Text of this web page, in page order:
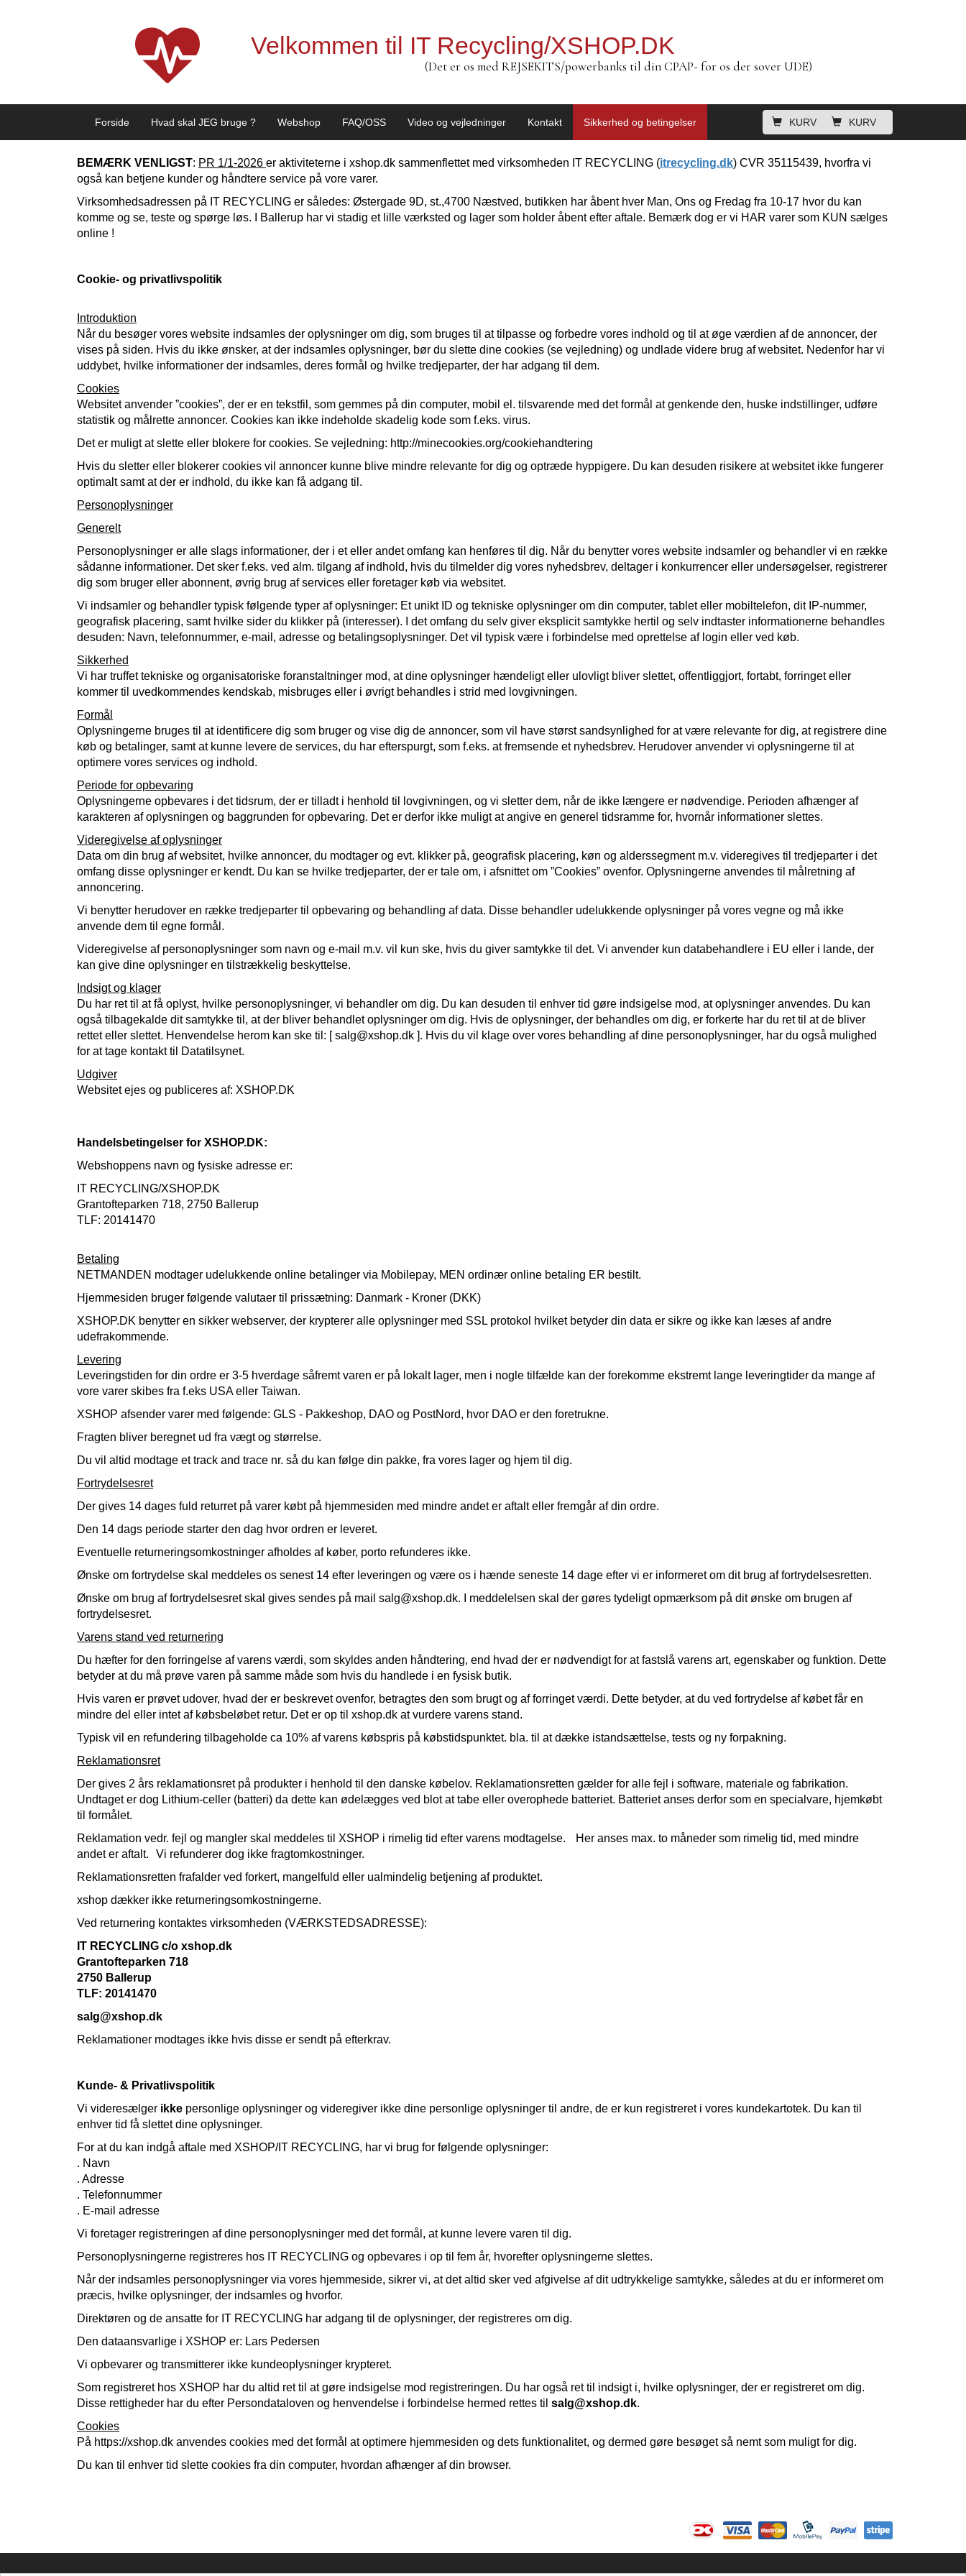
(Det er os med REJSEKITS/powerbanks til din CPAP- for os der sover UDE)
Velkommen til IT Recycling/XSHOP.DK
KURV
Forside Hvad skal JEG bruge ? Webshop FAQ/OSS Video og vejledninger Kontakt Sikkerhed og betingelser KURV
BEMÆRK VENLIGST: PR 1/1-2026 er aktiviteterne i xshop.dk sammenflettet med virksomheden IT RECYCLING (itrecycling.dk) CVR 35115439, hvorfra vi
også kan betjene kunder og håndtere service på vore varer.
Virksomhedsadressen på IT RECYCLING er således: Østergade 9D, st.,4700 Næstved, butikken har åbent hver Man, Ons og Fredag fra 10-17 hvor du kan
komme og se, teste og spørge løs. I Ballerup har vi stadig et lille værksted og lager som holder åbent efter aftale. Bemærk dog er vi HAR varer som KUN sælges
online !
Cookie- og privatlivspolitik
Introduktion
Når du besøger vores website indsamles der oplysninger om dig, som bruges til at tilpasse og forbedre vores indhold og til at øge værdien af de annoncer, der
vises på siden. Hvis du ikke ønsker, at der indsamles oplysninger, bør du slette dine cookies (se vejledning) og undlade videre brug af websitet. Nedenfor har vi
uddybet, hvilke informationer der indsamles, deres formål og hvilke tredjeparter, der har adgang til dem.
Cookies
Websitet anvender ”cookies”, der er en tekstfil, som gemmes på din computer, mobil el. tilsvarende med det formål at genkende den, huske indstillinger, udføre
statistik og målrette annoncer. Cookies kan ikke indeholde skadelig kode som f.eks. virus.
Det er muligt at slette eller blokere for cookies. Se vejledning: http://minecookies.org/cookiehandtering
Hvis du sletter eller blokerer cookies vil annoncer kunne blive mindre relevante for dig og optræde hyppigere. Du kan desuden risikere at websitet ikke fungerer
optimalt samt at der er indhold, du ikke kan få adgang til.
Personoplysninger
Generelt
Personoplysninger er alle slags informationer, der i et eller andet omfang kan henføres til dig. Når du benytter vores website indsamler og behandler vi en række
sådanne informationer. Det sker f.eks. ved alm. tilgang af indhold, hvis du tilmelder dig vores nyhedsbrev, deltager i konkurrencer eller undersøgelser, registrerer
dig som bruger eller abonnent, øvrig brug af services eller foretager køb via websitet.
Vi indsamler og behandler typisk følgende typer af oplysninger: Et unikt ID og tekniske oplysninger om din computer, tablet eller mobiltelefon, dit IP-nummer,
geografisk placering, samt hvilke sider du klikker på (interesser). I det omfang du selv giver eksplicit samtykke hertil og selv indtaster informationerne behandles
desuden: Navn, telefonnummer, e-mail, adresse og betalingsoplysninger. Det vil typisk være i forbindelse med oprettelse af login eller ved køb.
Sikkerhed
Vi har truffet tekniske og organisatoriske foranstaltninger mod, at dine oplysninger hændeligt eller ulovligt bliver slettet, offentliggjort, fortabt, forringet eller
kommer til uvedkommendes kendskab, misbruges eller i øvrigt behandles i strid med lovgivningen.
Formål
Oplysningerne bruges til at identificere dig som bruger og vise dig de annoncer, som vil have størst sandsynlighed for at være relevante for dig, at registrere dine
køb og betalinger, samt at kunne levere de services, du har efterspurgt, som f.eks. at fremsende et nyhedsbrev. Herudover anvender vi oplysningerne til at
optimere vores services og indhold.
Periode for opbevaring
Oplysningerne opbevares i det tidsrum, der er tilladt i henhold til lovgivningen, og vi sletter dem, når de ikke længere er nødvendige. Perioden afhænger af
karakteren af oplysningen og baggrunden for opbevaring. Det er derfor ikke muligt at angive en generel tidsramme for, hvornår informationer slettes.
Videregivelse af oplysninger
Data om din brug af websitet, hvilke annoncer, du modtager og evt. klikker på, geografisk placering, køn og alderssegment m.v. videregives til tredjeparter i det
omfang disse oplysninger er kendt. Du kan se hvilke tredjeparter, der er tale om, i afsnittet om ”Cookies” ovenfor. Oplysningerne anvendes til målretning af
annoncering.
Vi benytter herudover en række tredjeparter til opbevaring og behandling af data. Disse behandler udelukkende oplysninger på vores vegne og må ikke
anvende dem til egne formål.
Videregivelse af personoplysninger som navn og e-mail m.v. vil kun ske, hvis du giver samtykke til det. Vi anvender kun databehandlere i EU eller i lande, der
kan give dine oplysninger en tilstrækkelig beskyttelse.
Indsigt og klager
Du har ret til at få oplyst, hvilke personoplysninger, vi behandler om dig. Du kan desuden til enhver tid gøre indsigelse mod, at oplysninger anvendes. Du kan
også tilbagekalde dit samtykke til, at der bliver behandlet oplysninger om dig. Hvis de oplysninger, der behandles om dig, er forkerte har du ret til at de bliver
rettet eller slettet. Henvendelse herom kan ske til: [ salg@xshop.dk ]. Hvis du vil klage over vores behandling af dine personoplysninger, har du også mulighed
for at tage kontakt til Datatilsynet.
Udgiver
Websitet ejes og publiceres af: XSHOP.DK
Handelsbetingelser for XSHOP.DK:
Webshoppens navn og fysiske adresse er:
IT RECYCLING/XSHOP.DK
Grantofteparken 718, 2750 Ballerup
TLF: 20141470
Betaling
NETMANDEN modtager udelukkende online betalinger via Mobilepay, MEN ordinær online betaling ER bestilt.
Hjemmesiden bruger følgende valutaer til prissætning: Danmark - Kroner (DKK)
XSHOP.DK benytter en sikker webserver, der krypterer alle oplysninger med SSL protokol hvilket betyder din data er sikre og ikke kan læses af andre
udefrakommende.
Levering
Leveringstiden for din ordre er 3-5 hverdage såfremt varen er på lokalt lager, men i nogle tilfælde kan der forekomme ekstremt lange leveringtider da mange af
vore varer skibes fra f.eks USA eller Taiwan.
XSHOP afsender varer med følgende: GLS - Pakkeshop, DAO og PostNord, hvor DAO er den foretrukne.
Fragten bliver beregnet ud fra vægt og størrelse.
Du vil altid modtage et track and trace nr. så du kan følge din pakke, fra vores lager og hjem til dig.
Fortrydelsesret
Der gives 14 dages fuld returret på varer købt på hjemmesiden med mindre andet er aftalt eller fremgår af din ordre.
Den 14 dags periode starter den dag hvor ordren er leveret.
Eventuelle returneringsomkostninger afholdes af køber, porto refunderes ikke.
Ønske om fortrydelse skal meddeles os senest 14 efter leveringen og være os i hænde seneste 14 dage efter vi er informeret om dit brug af fortrydelsesretten.
Ønske om brug af fortrydelsesret skal gives sendes på mail salg@xshop.dk. I meddelelsen skal der gøres tydeligt opmærksom på dit ønske om brugen af
fortrydelsesret.
Varens stand ved returnering
Du hæfter for den forringelse af varens værdi, som skyldes anden håndtering, end hvad der er nødvendigt for at fastslå varens art, egenskaber og funktion. Dette
betyder at du må prøve varen på samme måde som hvis du handlede i en fysisk butik.
Hvis varen er prøvet udover, hvad der er beskrevet ovenfor, betragtes den som brugt og af forringet værdi. Dette betyder, at du ved fortrydelse af købet får en
mindre del eller intet af købsbeløbet retur. Det er op til xshop.dk at vurdere varens stand.
Typisk vil en refundering tilbageholde ca 10% af varens købspris på købstidspunktet. bla. til at dække istandsættelse, tests og ny forpakning.
Reklamationsret
Der gives 2 års reklamationsret på produkter i henhold til den danske købelov. Reklamationsretten gælder for alle fejl i software, materiale og fabrikation.
Undtaget er dog Lithium-celler (batteri) da dette kan ødelægges ved blot at tabe eller overophede batteriet. Batteriet anses derfor som en specialvare, hjemkøbt
til formålet.
Reklamation vedr. fejl og mangler skal meddeles til XSHOP i rimelig tid efter varens modtagelse. Her anses max. to måneder som rimelig tid, med mindre
andet er aftalt. Vi refunderer dog ikke fragtomkostninger.
Reklamationsretten frafalder ved forkert, mangelfuld eller ualmindelig betjening af produktet.
xshop dækker ikke returneringsomkostningerne.
Ved returnering kontaktes virksomheden (VÆRKSTEDSADRESSE):
IT RECYCLING c/o xshop.dk
Grantofteparken 718
2750 Ballerup
TLF: 20141470
salg@xshop.dk
Reklamationer modtages ikke hvis disse er sendt på efterkrav.
Kunde- & Privatlivspolitik
Vi videresælger ikke personlige oplysninger og videregiver ikke dine personlige oplysninger til andre, de er kun registreret i vores kundekartotek. Du kan til
enhver tid få slettet dine oplysninger.
For at du kan indgå aftale med XSHOP/IT RECYCLING, har vi brug for følgende oplysninger:
. Navn
. Adresse
. Telefonnummer
. E-mail adresse
Vi foretager registreringen af dine personoplysninger med det formål, at kunne levere varen til dig.
Personoplysningerne registreres hos IT RECYCLING og opbevares i op til fem år, hvorefter oplysningerne slettes.
Når der indsamles personoplysninger via vores hjemmeside, sikrer vi, at det altid sker ved afgivelse af dit udtrykkelige samtykke, således at du er informeret om
præcis, hvilke oplysninger, der indsamles og hvorfor.
Direktøren og de ansatte for IT RECYCLING har adgang til de oplysninger, der registreres om dig.
Den dataansvarlige i XSHOP er: Lars Pedersen
Vi opbevarer og transmitterer ikke kundeoplysninger krypteret.
Som registreret hos XSHOP har du altid ret til at gøre indsigelse mod registreringen. Du har også ret til indsigt i, hvilke oplysninger, der er registreret om dig.
Disse rettigheder har du efter Persondataloven og henvendelse i forbindelse hermed rettes til salg@xshop.dk.
Cookies
På https://xshop.dk anvendes cookies med det formål at optimere hjemmesiden og dets funktionalitet, og dermed gøre besøget så nemt som muligt for dig.
Du kan til enhver tid slette cookies fra din computer, hvordan afhænger af din browser.